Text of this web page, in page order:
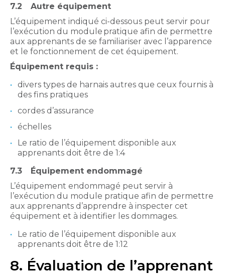
7.2
Autre équipement
L’équipement indiqué ci-dessous peut servir pour
l’exécution du module pratique afin de permettre
aux apprenants de se familiariser avec l’apparence
et le fonctionnement de cet équipement.
Équipement requis :
divers types de harnais autres que ceux fournis à
des fins pratiques
cordes d’assurance
échelles
Le ratio de l’équipement disponible aux
apprenants doit être de 1:4
7.3
Équipement endommagé
L’équipement endommagé peut servir à
l’exécution du module pratique afin de permettre
aux apprenants d’apprendre à inspecter cet
équipement et à identifier les dommages.
Le ratio de l’équipement disponible aux
apprenants doit être de 1:12
8. Évaluation de l’apprenant